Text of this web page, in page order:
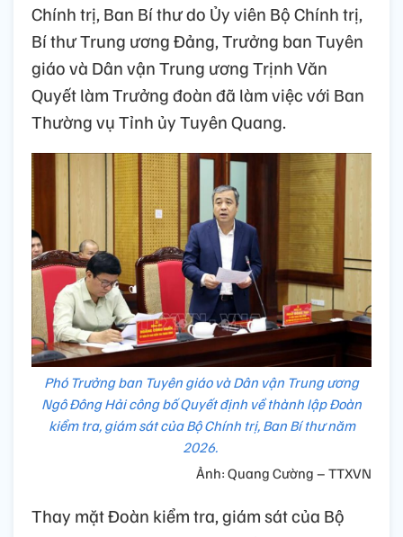
Chính trị, Ban Bí thư do Ủy viên Bộ Chính trị,
Bí thư Trung ương Đảng, Trưởng ban Tuyên
giáo và Dân vận Trung ương Trịnh Văn
Quyết làm Trưởng đoàn đã làm việc với Ban
Thường vụ Tỉnh ủy Tuyên Quang.
Phó Trưởng ban Tuyên giáo và Dân vận Trung ương
Ngô Đông Hải công bố Quyết định về thành lập Đoàn
kiểm tra, giám sát của Bộ Chính trị, Ban Bí thư năm
2026.
Ảnh: Quang Cường – TTXVN
Thay mặt Đoàn kiểm tra, giám sát của Bộ